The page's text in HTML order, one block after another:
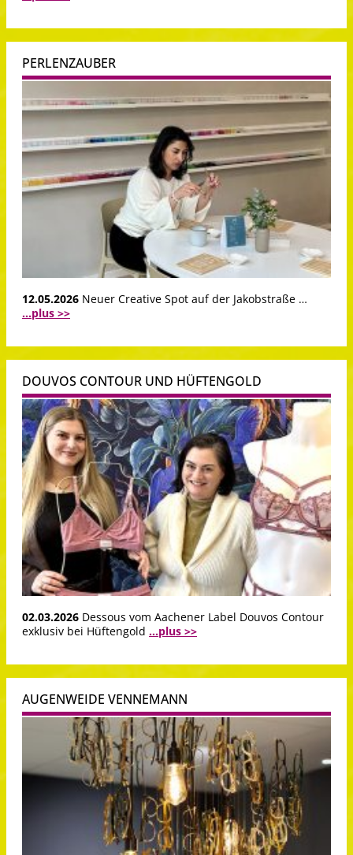
PERLENZAUBER
12.05.2026 Neuer Creative Spot auf der Jakobstraße …
...plus >>
DOUVOS CONTOUR UND HÜFTENGOLD
02.03.2026 Dessous vom Aachener Label Douvos Contour
exklusiv bei Hüftengold ...plus >>
AUGENWEIDE VENNEMANN